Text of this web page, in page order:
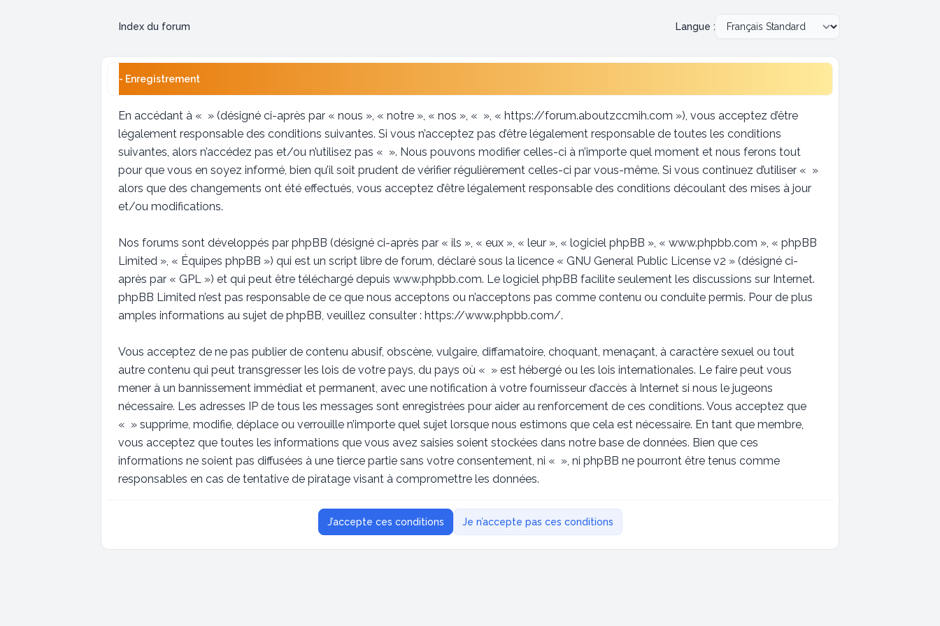
Index du forum Langue :
- Enregistrement
En accédant à « » (désigné ci-après par « nous », « notre », « nos », « », « https://forum.aboutzccmih.com »), vous acceptez d’être
légalement responsable des conditions suivantes. Si vous n’acceptez pas d’être légalement responsable de toutes les conditions
suivantes, alors n’accédez pas et/ou n’utilisez pas « ». Nous pouvons modifier celles-ci à n’importe quel moment et nous ferons tout
pour que vous en soyez informé, bien qu’il soit prudent de vérifier régulièrement celles-ci par vous-même. Si vous continuez d’utiliser « »
alors que des changements ont été effectués, vous acceptez d’être légalement responsable des conditions découlant des mises à jour
et/ou modifications.
Nos forums sont développés par phpBB (désigné ci-après par « ils », « eux », « leur », « logiciel phpBB », « www.phpbb.com », « phpBB
Limited », « Équipes phpBB ») qui est un script libre de forum, déclaré sous la licence « GNU General Public License v2 » (désigné ci-
après par « GPL ») et qui peut être téléchargé depuis www.phpbb.com. Le logiciel phpBB facilite seulement les discussions sur Internet.
phpBB Limited n’est pas responsable de ce que nous acceptons ou n’acceptons pas comme contenu ou conduite permis. Pour de plus
amples informations au sujet de phpBB, veuillez consulter : https://www.phpbb.com/.
Vous acceptez de ne pas publier de contenu abusif, obscène, vulgaire, diffamatoire, choquant, menaçant, à caractère sexuel ou tout
autre contenu qui peut transgresser les lois de votre pays, du pays où « » est hébergé ou les lois internationales. Le faire peut vous
mener à un bannissement immédiat et permanent, avec une notification à votre fournisseur d’accès à Internet si nous le jugeons
nécessaire. Les adresses IP de tous les messages sont enregistrées pour aider au renforcement de ces conditions. Vous acceptez que
« » supprime, modifie, déplace ou verrouille n’importe quel sujet lorsque nous estimons que cela est nécessaire. En tant que membre,
vous acceptez que toutes les informations que vous avez saisies soient stockées dans notre base de données. Bien que ces
informations ne soient pas diffusées à une tierce partie sans votre consentement, ni « », ni phpBB ne pourront être tenus comme
responsables en cas de tentative de piratage visant à compromettre les données.
J’accepte ces conditions Je n’accepte pas ces conditions